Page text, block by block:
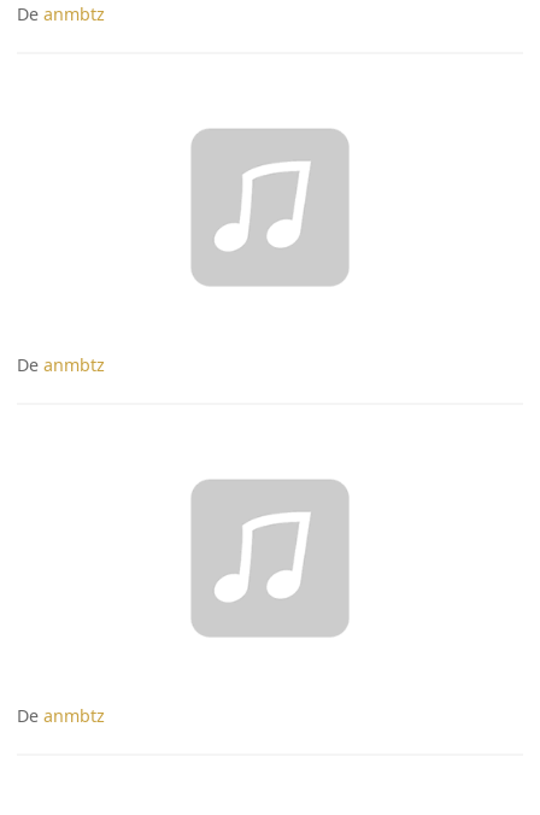
Deanmbtz
Deanmbtz
Deanmbtz